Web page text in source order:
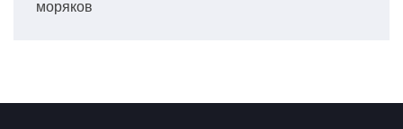
моряков